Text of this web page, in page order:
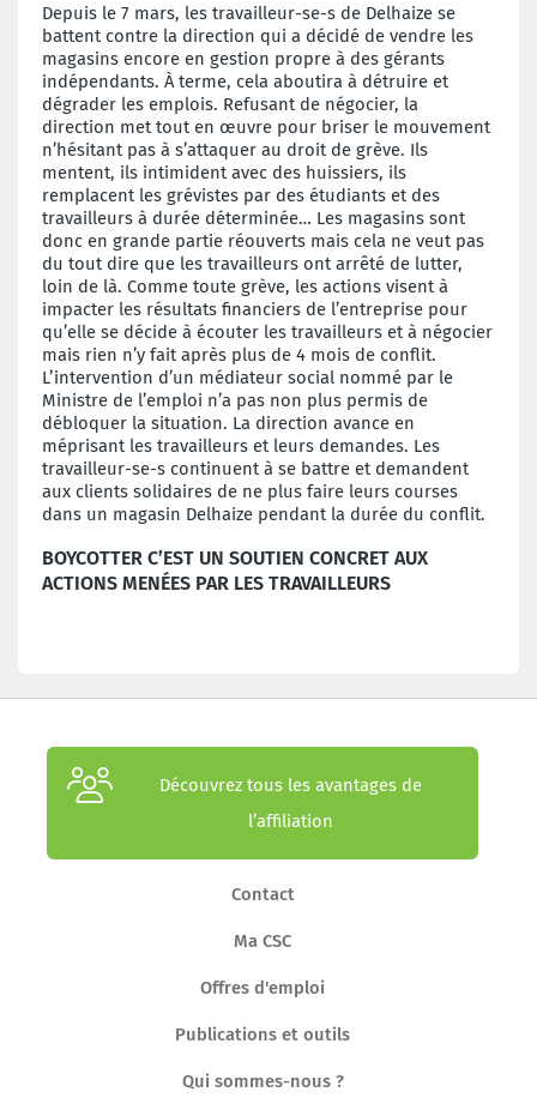
Depuis le 7 mars, les travailleur-se-s de Delhaize se
battent contre la direction qui a décidé de vendre les
magasins encore en gestion propre à des gérants
indépendants. À terme, cela aboutira à détruire et
dégrader les emplois. Refusant de négocier, la
direction met tout en œuvre pour briser le mouvement
n’hésitant pas à s’attaquer au droit de grève. Ils
mentent, ils intimident avec des huissiers, ils
remplacent les grévistes par des étudiants et des
travailleurs à durée déterminée… Les magasins sont
donc en grande partie réouverts mais cela ne veut pas
du tout dire que les travailleurs ont arrêté de lutter,
loin de là. Comme toute grève, les actions visent à
impacter les résultats financiers de l’entreprise pour
qu’elle se décide à écouter les travailleurs et à négocier
mais rien n’y fait après plus de 4 mois de conflit.
L’intervention d’un médiateur social nommé par le
Ministre de l’emploi n’a pas non plus permis de
débloquer la situation. La direction avance en
méprisant les travailleurs et leurs demandes. Les
travailleur-se-s continuent à se battre et demandent
aux clients solidaires de ne plus faire leurs courses
dans un magasin Delhaize pendant la durée du conflit.
BOYCOTTER C’EST UN SOUTIEN CONCRET AUX
ACTIONS MENÉES PAR LES TRAVAILLEURS
Découvrez tous les avantages de
l’affiliation
Contact
Ma CSC
Offres d'emploi
Publications et outils
Qui sommes-nous ?